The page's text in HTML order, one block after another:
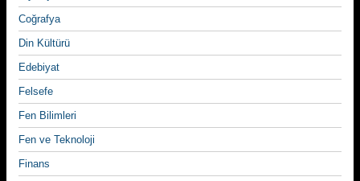
Coğrafya
Din Kültürü
Edebiyat
Felsefe
Fen Bilimleri
Fen ve Teknoloji
Finans